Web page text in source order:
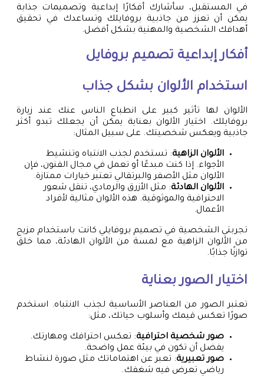
في المستقبل، سأشارك أفكارًا إبداعية وتصميمات جذابة
يمكن أن تعزز من جاذبية بروفايلك وتساعدك في تحقيق
أهدافك الشخصية والمهنية بشكل أفضل.
أفكار إبداعية تصميم بروفايل
استخدام الألوان بشكل جذاب
الألوان لها تأثير كبير على انطباع الناس عنك عند زيارة
بروفايلك. اختيار الألوان بعناية يمكن أن يجعلك تبدو أكثر
جاذبية ويعكس شخصيتك. على سبيل المثال:
الألوان الزاهية: تستخدم لجذب الانتباه وتنشيط
الأجواء. إذا كنت مبدعًا أو تعمل في مجال الفنون، فإن
الألوان مثل الأصفر والبرتقالي تعتبر خيارات ممتازة.
الألوان الهادئة: مثل الأزرق والرمادي، تنقل شعور
الاحترافية والموثوقية. هذه الألوان مثالية لأفراد
الأعمال.
تجربتي الشخصية في تصميم بروفايلي كانت باستخدام مزيج
من الألوان الزاهية مع لمسة من الألوان الهادئة، مما خلق
توازنًا جذابًا.
اختيار الصور بعناية
تعتبر الصور من العناصر الأساسية لجذب الانتباه. استخدم
صورًا تعكس قيمك وأسلوب حياتك، مثل:
صور شخصية احترافية: تعكس احترافك ومهارتك.
يفضل أن تكون في بيئة عمل واضحة.
صور تعبيرية: تعبر عن اهتماماتك مثل صورة لنشاط
رياضي تعرض فيه شغفك.